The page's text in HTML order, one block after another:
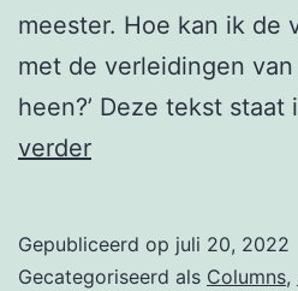
meester. Hoe kan ik de
met de verleidingen
heen?’ Deze tekst
verderColumn
strijd
Gepubliceerd op juli 20, 2022
Gecategoriseerd als Columns,